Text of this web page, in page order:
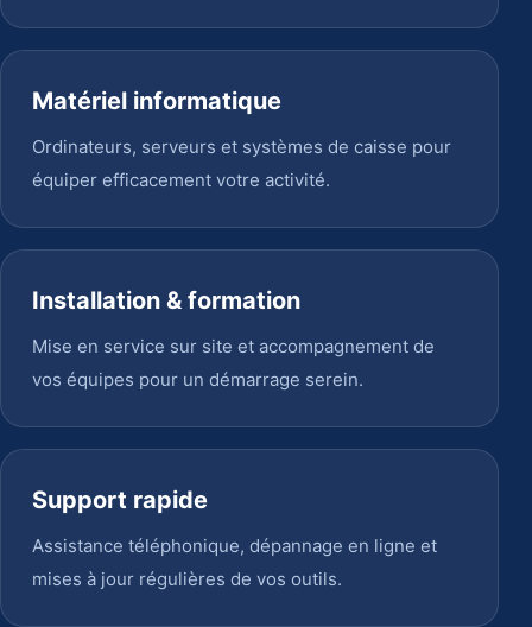
Matériel informatique
Ordinateurs, serveurs et systèmes de caisse pour
équiper efficacement votre activité.
Installation & formation
Mise en service sur site et accompagnement de
vos équipes pour un démarrage serein.
Support rapide
Assistance téléphonique, dépannage en ligne et
mises à jour régulières de vos outils.